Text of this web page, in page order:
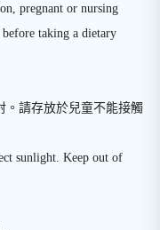
pregnant or nursing
taking a dietary
。請存放於兒童不能接觸
sunlight. Keep out of